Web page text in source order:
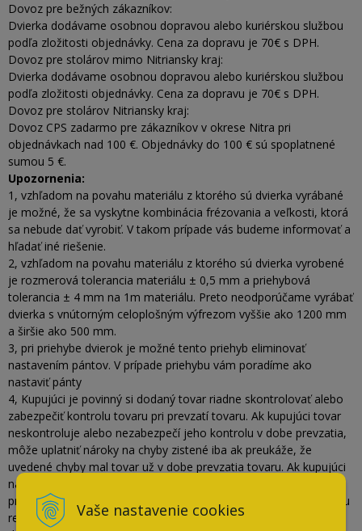
Vaše nastavenie cookies
Dovoz pre bežných zákazníkov:
Dvierka dodávame osobnou dopravou alebo kuriérskou službou
podľa zložitosti objednávky. Cena za dopravu je 70€ s DPH.
Dovoz pre stolárov mimo Nitriansky kraj:
Dvierka dodávame osobnou dopravou alebo kuriérskou službou
podľa zložitosti objednávky. Cena za dopravu je 70€ s DPH.
Dovoz pre stolárov Nitriansky kraj:
Dovoz CPS zadarmo pre zákazníkov v okrese Nitra pri
objednávkach nad 100 €. Objednávky do 100 € sú spoplatnené
sumou 5 €.
Upozornenia:
1, vzhľadom na povahu materiálu z ktorého sú dvierka vyrábané
je možné, že sa vyskytne kombinácia frézovania a veľkosti, ktorá
sa nebude dať vyrobiť. V takom prípade vás budeme informovať a
hľadať iné riešenie.
2, vzhľadom na povahu materiálu z ktorého sú dvierka vyrobené
je rozmerová tolerancia materiálu ± 0,5 mm a priehybová
tolerancia ± 4 mm na 1m materiálu. Preto neodporúčame vyrábať
dvierka s vnútorným celoplošným výfrezom vyššie ako 1200 mm
a širšie ako 500 mm.
3, pri priehybe dvierok je možné tento priehyb eliminovať
nastavením pántov. V prípade priehybu vám poradíme ako
nastaviť pánty
4, Kupujúci je povinný si dodaný tovar riadne skontrolovať alebo
zabezpečiť kontrolu tovaru pri prevzatí tovaru. Ak kupujúci tovar
neskontroluje alebo nezabezpečí jeho kontrolu v dobe prevzatia,
môže uplatniť nároky na chyby zistené iba ak preukáže, že
uvedené chyby mal tovar už v dobe prevzatia tovaru. Ak kupujúci
na základe vážnych dôvodov neskontroluje kupovaný tovar pri
prevzatí tovaru, kupujúci je povinný zistené viditeľné chyby tovaru
reklamovať predávajúcemu ihneď po ich zistení, najneskôr však